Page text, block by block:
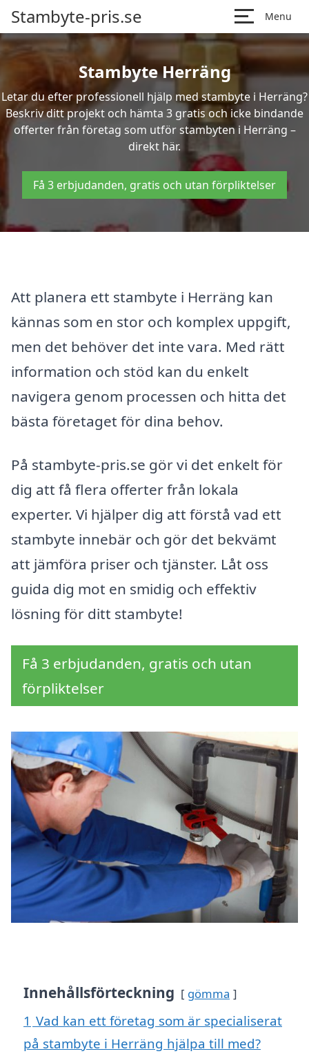
Stambyte-pris.se Menu
Stambyte Herräng
Letar du efter professionell hjälp med stambyte i Herräng?
Beskriv ditt projekt och hämta 3 gratis och icke bindande
offerter från företag som utför stambyten i Herräng –
direkt här.
Få 3 erbjudanden, gratis och utan förpliktelser
Att planera ett stambyte i Herräng kan
kännas som en stor och komplex uppgift,
men det behöver det inte vara. Med rätt
information och stöd kan du enkelt
navigera genom processen och hitta det
bästa företaget för dina behov.
På stambyte-pris.se gör vi det enkelt för
dig att få flera offerter från lokala
experter. Vi hjälper dig att förstå vad ett
stambyte innebär och gör det bekvämt
att jämföra priser och tjänster. Låt oss
guida dig mot en smidig och effektiv
lösning för ditt stambyte!
Få 3 erbjudanden, gratis och utan
förpliktelser
Innehållsförteckning gömma
1 Vad kan ett företag som är specialiserat
på stambyte i Herräng hjälpa till med?